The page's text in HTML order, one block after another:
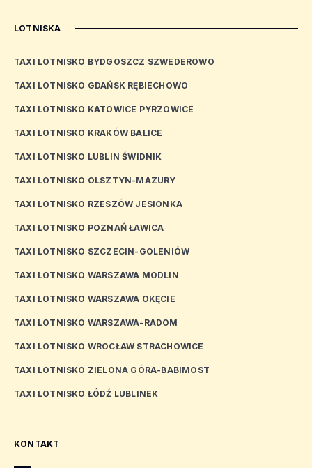
LOTNISKA
TAXI LOTNISKO BYDGOSZCZ SZWEDEROWO
TAXI LOTNISKO GDAŃSK RĘBIECHOWO
TAXI LOTNISKO KATOWICE PYRZOWICE
TAXI LOTNISKO KRAKÓW BALICE
TAXI LOTNISKO LUBLIN ŚWIDNIK
TAXI LOTNISKO OLSZTYN-MAZURY
TAXI LOTNISKO RZESZÓW JESIONKA
TAXI LOTNISKO POZNAŃ ŁAWICA
TAXI LOTNISKO SZCZECIN-GOLENIÓW
TAXI LOTNISKO WARSZAWA MODLIN
TAXI LOTNISKO WARSZAWA OKĘCIE
TAXI LOTNISKO WARSZAWA-RADOM
TAXI LOTNISKO WROCŁAW STRACHOWICE
TAXI LOTNISKO ZIELONA GÓRA-BABIMOST
TAXI LOTNISKO ŁÓDŹ LUBLINEK
KONTAKT